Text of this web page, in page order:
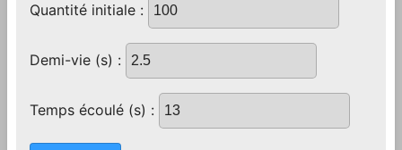
Quantité initiale :
Demi-vie (s) :
Temps écoulé (s) :